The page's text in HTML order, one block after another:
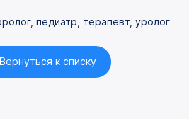
педиатр, терапевт, уролог
Вернуться к списку